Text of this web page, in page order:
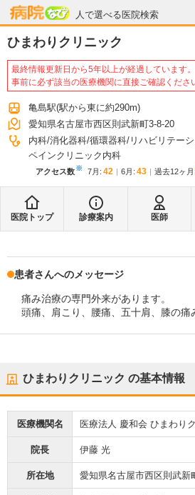
人で選べる医院検索
病院なび
ひまわりクリニック
最終情報更新日から5年以上が経過しています。
事前に必ず該当の医療機関に直接ご確認くださ
亀島駅(駅から東に約290m)
愛知県名古屋市西区則武新町3-8-20
内科 消化器科 循環器科 リハビリテー
ペインクリニック内科
アクセス数※ 7月 : 42 6月 : 43 過去12ヶ月:
医院トップ 診療案内 医師
患者さんへのメッセージ
痛み治療の専門外来があります。
頭痛、肩こり、腰痛、五十肩、膝の痛
ひまわりクリニック の基本情報
医療機関名 医療法人 慶和会 ひまわり
院長 伊藤 光
所在地 愛知県名古屋市西区則武新